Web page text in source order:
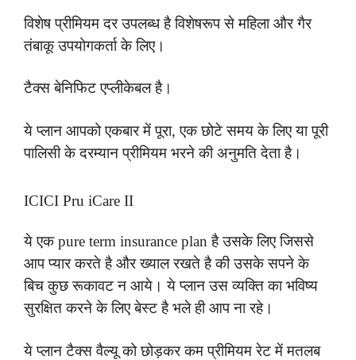
विशेष प्रीमियम दर उपलब्ध है विशेषरूप से महिला और गैर
तंबाकू उपयोगकर्ता के लिए।
टैक्स बेनिफिट एप्लीकेबल है।
ये प्लान आपको एकबार में पूरा, एक छोटे समय के लिए या पूरी
पालिसी के दरम्यान प्रीमियम भरने की अनुमति देता है।
ICICI Pru iCare II
ये एक pure term insurance plan है उसके लिए जिससे
आप प्यार करते है और ख्याल रखते है की उसके सपने के
बिच कुछ रूकावट न आये। ये प्लान उस व्यक्ति का भविष्य
सुरक्षित करने के लिए बेस्ट है भले ही आप ना रहे।
ये प्लान टैक्स वैल्यू को छोड़कर कम प्रीमियम रेट में मतलब